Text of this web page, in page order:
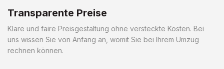
Transparente Preise
Klare und faire Preisgestaltung ohne versteckte Kosten. Bei
uns wissen Sie von Anfang an, womit Sie bei Ihrem Umzug
rechnen können.